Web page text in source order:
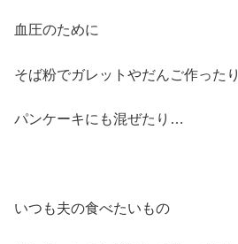
血圧のために
そば粉でガレットやだんご作ったり
パンケーキにも混ぜたり…
いつも夫の食べたいもの